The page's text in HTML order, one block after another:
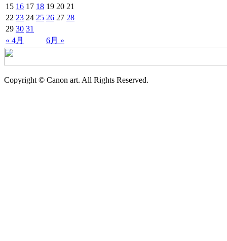
« 4月 6月 »
15 16 17 18 19 20 21
22 23 24 25 26 27 28
29 30 31
Copyright © Canon art. All Rights Reserved.